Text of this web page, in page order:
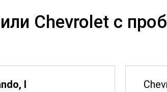
Chevrolet с
I